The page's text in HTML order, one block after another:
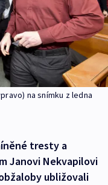
na snímku z ledna
tresty a
Janovi Nekvapilovi
ubližovali